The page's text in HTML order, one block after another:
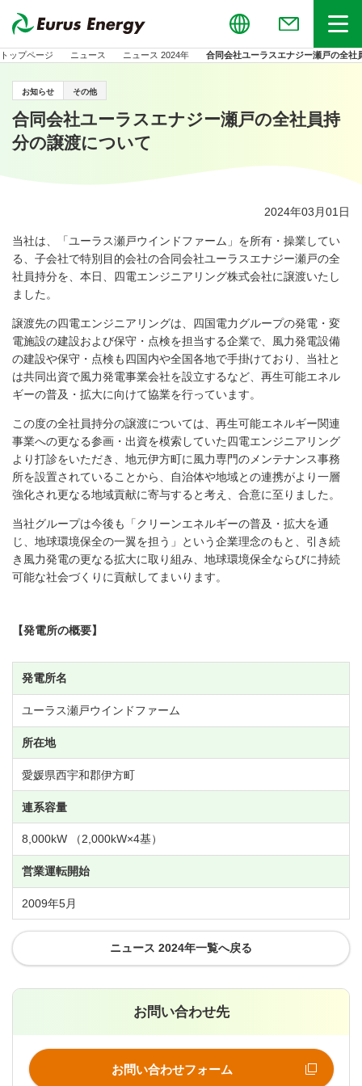
Globalお問い合わせメニュー
トップページ ニュース ニュース 2024年 合同会社ユーラスエナジー瀬戸の全社
お知らせ その他
合同会社ユーラスエナジー瀬戸の全社員持
分の譲渡について
2024年03月01日
当社は、「ユーラス瀬戸ウインドファーム」を所有・操業してい
る、子会社で特別目的会社の合同会社ユーラスエナジー瀬戸の全
社員持分を、本日、四電エンジニアリング株式会社に譲渡いたし
ました。
譲渡先の四電エンジニアリングは、四国電力グループの発電・変
電施設の建設および保守・点検を担当する企業で、風力発電設備
の建設や保守・点検も四国内や全国各地で手掛けており、当社と
は共同出資で風力発電事業会社を設立するなど、再生可能エネル
ギーの普及・拡大に向けて協業を行っています。
この度の全社員持分の譲渡については、再生可能エネルギー関連
事業への更なる参画・出資を模索していた四電エンジニアリング
より打診をいただき、地元伊方町に風力専門のメンテナンス事務
所を設置されていることから、自治体や地域との連携がより一層
強化され更なる地域貢献に寄与すると考え、合意に至りました。
当社グループは今後も「クリーンエネルギーの普及・拡大を通
じ、地球環境保全の一翼を担う」という企業理念のもと、引き続
き風力発電の更なる拡大に取り組み、地球環境保全ならびに持続
可能な社会づくりに貢献してまいります。
【発電所の概要】
発電所名
ユーラス瀬戸ウインドファーム
所在地
愛媛県西宇和郡伊方町
連系容量
8,000kW （2,000kW×4基）
営業運転開始
2009年5月
ニュース 2024年一覧へ戻る
お問い合わせ先
お問い合わせフォーム